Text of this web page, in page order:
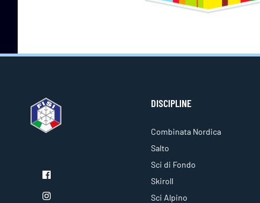
DISCIPLINE
Combinata Nordica
Salto
Sci di Fondo
Skiroll
Sci Alpino